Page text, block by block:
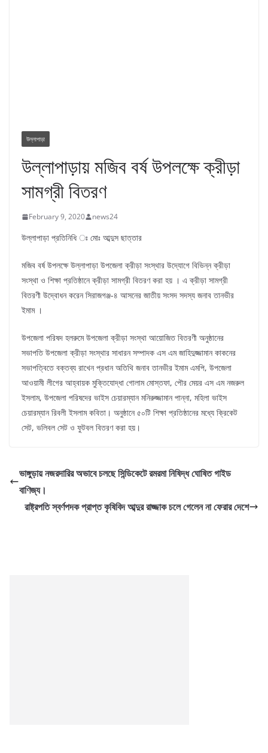
উল্লাপাড়া
উল্লাপাড়ায় মজিব বর্ষ উপলক্ষে ক্রীড়া
সামগ্রী বিতরণ
February 9, 2020 news24
উল্লাপাড়া প্রতিনিধি ঃ মোঃ আব্দুস ছাত্তার
মজিব বর্ষ উপলক্ষে উল্লাপাড়া উপজেলা ক্রীড়া সংস্থার উদ্যোগে বিভিন্ন ক্রীড়া
সংস্থা ও শিক্ষা প্রতিষ্ঠানে ক্রীড়া সামগ্রী বিতরণ করা হয় । এ ক্রীড়া সামগ্রী
বিতরণী উদ্বোধন করেন সিরাজগঞ্জ-৪ আসনের জাতীয় সংসদ সদস্য জনাব তানভীর
ইমাম ।
উপজেলা পরিষদ হলরুমে উপজেলা ক্রীড়া সংস্থা আয়োজিত বিতরণী অনুষ্ঠানের
সভাপতি উপজেলা ক্রীড়া সংস্থার সাধারন সম্পাদক এস এম জাহিদুজ্জামান কাকনের
সভাপত্বিতে বক্তব্য রাখেন প্রধান অতিথি জনাব তানভীর ইমাম এমপি, উপজেলা
আওয়ামী লীগের আহ্বায়ক মুক্তিযোদ্ধা গোলাম মোস্তফা, পৌর মেয়র এস এম নজরুল
ইসলাম, উপজেলা পরিষদের ভাইস চেয়ারম্যান মনিরুজ্জামান পান্না, মহিলা ভাইস
চেয়ারম্যান রিবলী ইসলাম কবিতা। অনুষ্ঠানে ৫০টি শিক্ষা প্রতিষ্ঠানের মধ্যে ক্রিকেট
সেট, ভলিবল সেট ও ফুটবল বিতরণ করা হয়।
ভাঙ্গুড়ায় নজরদারির অভাবে চলছে সিন্ডিকেটে রমরমা নিষিদ্ধ ঘোষিত গাইড
বাণিজ্য।
রাষ্ট্রপতি স্বর্ণপদক প্রাপ্ত কৃষিবিদ আব্দুর রাজ্জাক চলে গেলেন না ফেরার দেশে